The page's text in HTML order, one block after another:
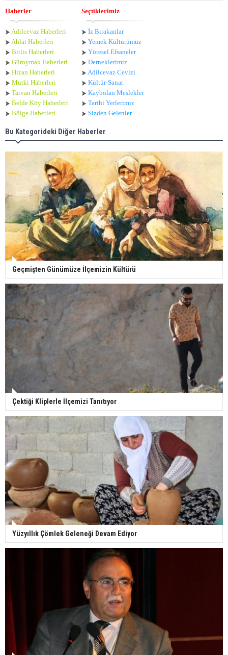
Haberler
Adilcevaz Haberleri
Ahlat Haberleri
Bitlis Haberleri
Güroymak Haberleri
Hizan Haberleri
Mutki Haberleri
Tatvan Haberleri
Belde Köy Haberleri
Bölge Haberleri
Seçtiklerimiz
İz Bırakanlar
Yemek Kültürümüz
Yöresel Efsaneler
Derneklerimiz
Adilcevaz Cevizi
Kültür-Sanat
Kaybolan Meslekler
Tarihi Yerlerimiz
Sizden Gelenler
Bu Kategorideki Diğer Haberler
Geçmişten Günümüze İlçemizin Kültürü
Çektiği Kliplerle İlçemizi Tanıtıyor
Yüzyıllık Çömlek Geleneği Devam Ediyor